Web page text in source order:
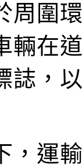
周圍
輛在
誌，
，運